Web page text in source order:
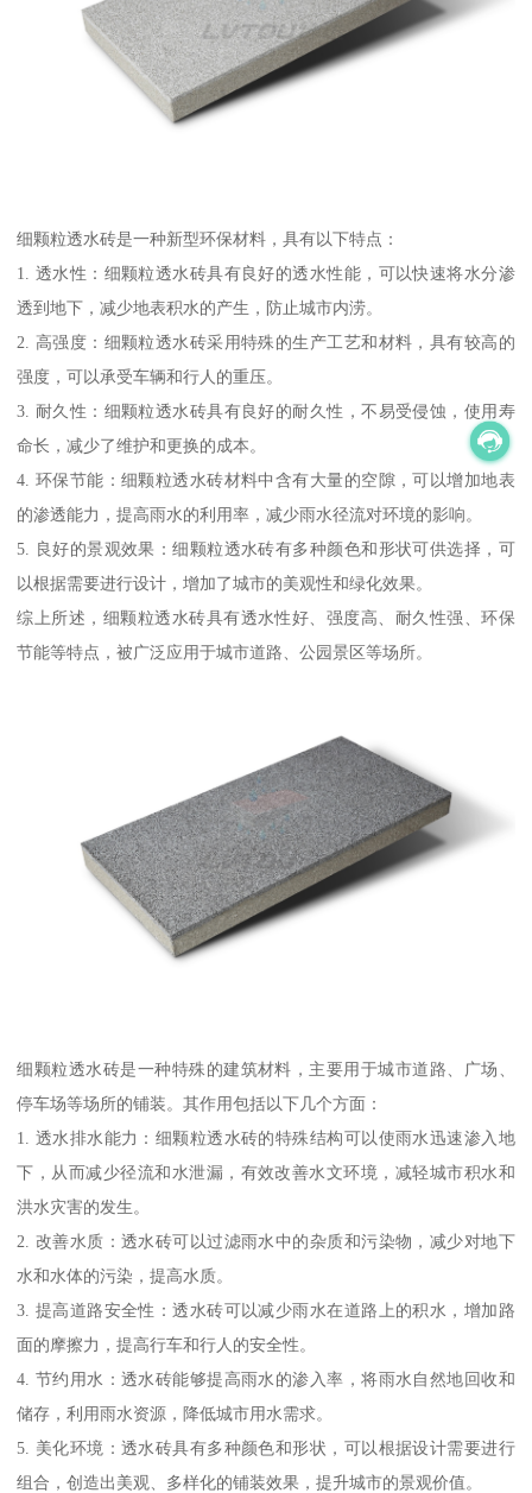
细颗粒透水砖是一种新型环保材料，具有以下特点：
1. 透水性：细颗粒透水砖具有良好的透水性能，可以快速将水分渗
透到地下，减少地表积水的产生，防止城市内涝。
2. 高强度：细颗粒透水砖采用特殊的生产工艺和材料，具有较高的
强度，可以承受车辆和行人的重压。
3. 耐久性：细颗粒透水砖具有良好的耐久性，不易受侵蚀，使用寿
命长，减少了维护和更换的成本。
4. 环保节能：细颗粒透水砖材料中含有大量的空隙，可以增加地表
的渗透能力，提高雨水的利用率，减少雨水径流对环境的影响。
5. 良好的景观效果：细颗粒透水砖有多种颜色和形状可供选择，可
以根据需要进行设计，增加了城市的美观性和绿化效果。
综上所述，细颗粒透水砖具有透水性好、强度高、耐久性强、环保
节能等特点，被广泛应用于城市道路、公园景区等场所。
细颗粒透水砖是一种特殊的建筑材料，主要用于城市道路、广场、
停车场等场所的铺装。其作用包括以下几个方面：
1. 透水排水能力：细颗粒透水砖的特殊结构可以使雨水迅速渗入地
下，从而减少径流和水泄漏，有效改善水文环境，减轻城市积水和
洪水灾害的发生。
2. 改善水质：透水砖可以过滤雨水中的杂质和污染物，减少对地下
水和水体的污染，提高水质。
3. 提高道路安全性：透水砖可以减少雨水在道路上的积水，增加路
面的摩擦力，提高行车和行人的安全性。
4. 节约用水：透水砖能够提高雨水的渗入率，将雨水自然地回收和
储存，利用雨水资源，降低城市用水需求。
5. 美化环境：透水砖具有多种颜色和形状，可以根据设计需要进行
组合，创造出美观、多样化的铺装效果，提升城市的景观价值。